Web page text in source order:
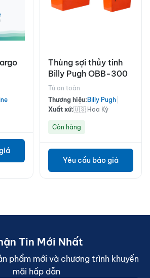
Thùng sợi thủy tinh
Billy Pugh OBB-300
Tủ an toàn
Thương hiệu: Billy Pugh
Xuất xứ:🇺🇸 Hoa Kỳ
Còn hàng
Yêu cầu báo giá
Tin Mới Nhất
phẩm mới và chương trình khuyến
mãi hấp dẫn